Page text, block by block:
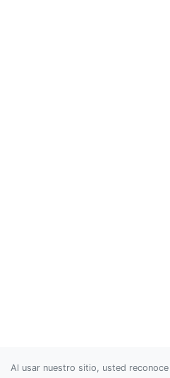
Al usar nuestro sitio, usted